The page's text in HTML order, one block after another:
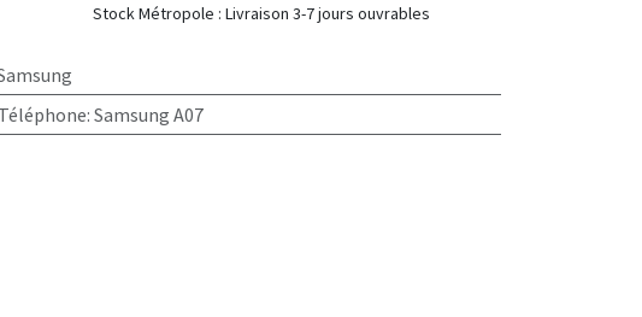
: Livraison 3-7 jours ouvrables
: Samsung A07